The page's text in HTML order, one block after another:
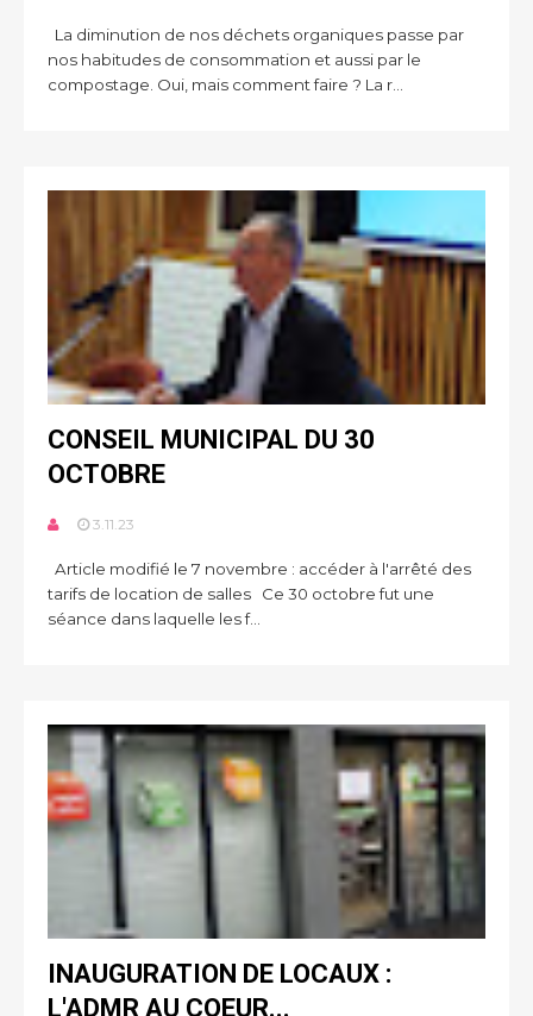
La diminution de nos déchets organiques passe par
nos habitudes de consommation et aussi par le
compostage. Oui, mais comment faire ? La r...
CONSEIL MUNICIPAL DU 30
OCTOBRE
3.11.23
Article modifié le 7 novembre : accéder à l'arrêté des
tarifs de location de salles Ce 30 octobre fut une
séance dans laquelle les f...
INAUGURATION DE LOCAUX :
L'ADMR AU COEUR...